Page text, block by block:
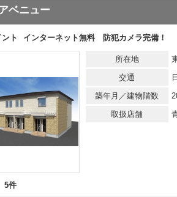
ベニュー
ト インターネット無料 防犯カメラ完備！
所在地
交通
築年月／建物階数
取扱店舗
5件